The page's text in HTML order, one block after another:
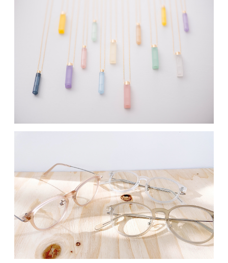
EXHIBITOR
MOVIE
CONTACT